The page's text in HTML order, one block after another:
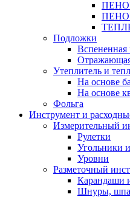
Подложки
Вспененная
Утеплитель и
На основе
На основе
Фольга
Инструмент и
Измерительный
Рулетки
Угольники
Уровни
Разметочный
Карандаши
Шнуры,